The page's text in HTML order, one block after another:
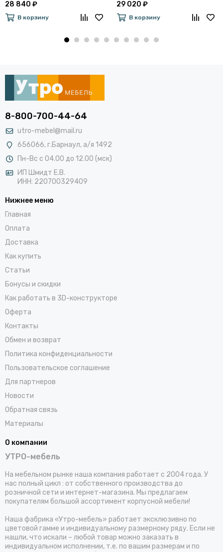
28 840 ₽
В корзину
29 020 ₽
В корзину
8-800-700-44-64
utro-mebel@mail.ru
656066, г.Барнаул, а/я 1492
Пн-Вс с 04.00 до 12.00 (мск)
ИП Шмидт Е.В.
ИНН: 220700329409
Нижнее меню
Главная
Оплата
Доставка
Как купить
Статьи
Бонусы и скидки
Как работать в 3D-конструкторе
Оферта
Контакты
Обмен и возврат
Политика конфиденциальности
Пользовательское соглашение
Для партнеров
Новости
Обратная связь
Материалы
О компании
УТРО-мебель
На мебельном рынке наша компания работает с 2004 года. У
нас полный цикл : от собственного производства до
розничной сети и интернет-магазина. Мы предлагаем
покупателям большой ассортимент корпусной мебели!
Наша фабрика «Утро-мебель» работает эксклюзивно по
цветовой гамме и индивидуальному размерному ряду. Если не
нашли, что искали – любой товар можно заказать в
индивидуальном исполнении, т.е. по вашим размерам и по